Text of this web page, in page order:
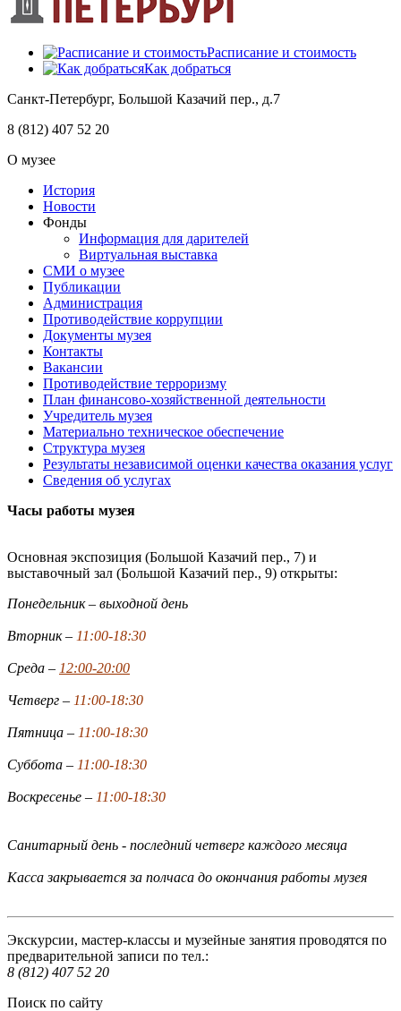
Расписание и стоимость
Как добраться
Санкт-Петербург, Большой Казачий пер., д.7
8 (812) 407 52 20
О музее
История
Новости
Фонды
Информация для дарителей
Виртуальная выставка
СМИ о музее
Публикации
Администрация
Противодействие коррупции
Документы музея
Контакты
Вакансии
Противодействие терроризму
План финансово-хозяйственной деятельности
Учредитель музея
Материально техническое обеспечение
Структура музея
Результаты независимой оценки качества оказания услуг
Сведения об услугах
Часы работы музея
Основная экспозиция (Большой Казачий пер., 7) и
выставочный зал (Большой Казачий пер., 9) открыты:
Понедельник – выходной день
Вторник – 11:00-18:30
Среда – 12:00-20:00
Четверг – 11:00-18:30
Пятница – 11:00-18:30
Суббота – 11:00-18:30
Воскресенье – 11:00-18:30
Санитарный день - последний четверг каждого месяца
Касса закрывается за полчаса до окончания работы музея
Экскурсии, мастер-классы и музейные занятия проводятся по
предварительной записи по тел.:
8 (812) 407 52 20
Поиск по сайту